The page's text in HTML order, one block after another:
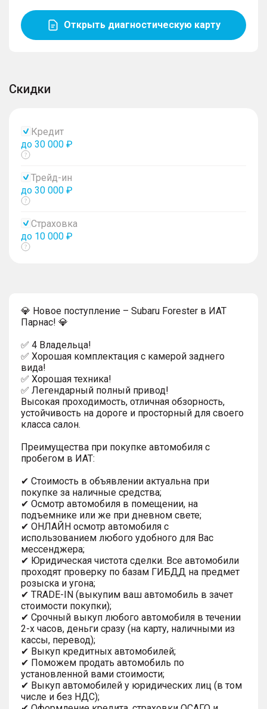
Открыть диагностическую карту
Скидки
Кредит
до 30 000 ₽
Показать
Трейд-ин
до 30 000 ₽
Показать
Страховка
до 10 000 ₽
Показать
💎 Новое поступление – Subaru Forester в ИАТ
Парнас! 💎
✅ 4 Владельца!
✅ Хорошая комплектация с камерой заднего
вида!
✅ Хорошая техника!
✅ Легендарный полный привод!
Высокая проходимость, отличная обзорность,
устойчивость на дороге и просторный для своего
класса салон.
Преимущества при покупке автомобиля с
пробегом в ИАТ:
✔ Стоимость в объявлении актуальна при
покупке за наличные средства;
✔ Осмотр автомобиля в помещении, на
подъемнике или же при дневном свете;
✔ ОНЛАЙН осмотр автомобиля с
использованием любого удобного для Вас
мессенджера;
✔ Юридическая чистота сделки. Все автомобили
проходят проверку по базам ГИБДД на предмет
розыска и угона;
✔ TRADE-IN (выкупим ваш автомобиль в зачет
стоимости покупки);
✔ Срочный выкуп любого автомобиля в течении
2-х часов, деньги сразу (на карту, наличными из
кассы, перевод);
✔ Выкуп кредитных автомобилей;
✔ Поможем продать автомобиль по
установленной вами стоимости;
✔ Выкуп автомобилей у юридических лиц (в том
числе и без НДС);